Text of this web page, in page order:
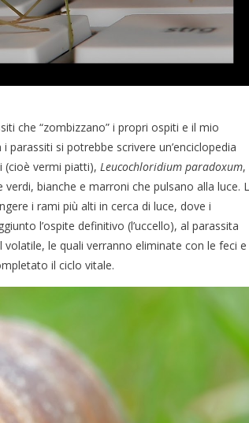
che “zombizzano” i propri ospiti e il mio
si potrebbe scrivere un’enciclopedia
(cioè vermi piatti), Leucochloridium paradoxum,
bianche e marroni che pulsano alla luce.
i rami più alti in cerca di luce, dove i
l’ospite definitivo (l’uccello), al parassita
le quali verranno eliminate con le feci e
il ciclo vitale.